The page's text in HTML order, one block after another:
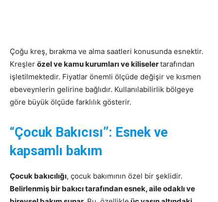
Çoğu kreş, bırakma ve alma saatleri konusunda esnektir.
Kreşler özel ve kamu kurumları ve kiliselertarafından
işletilmektedir. Fiyatlar önemli ölçüde değişir ve kısmen
ebeveynlerin gelirine bağlıdır. Kullanılabilirlik bölgeye
göre büyük ölçüde farklılık gösterir.
“Çocuk Bakıcısı”: Esnek ve
kapsamlı bakım
Çocuk bakıcılığı, çocuk bakımının özel bir şeklidir.
Belirlenmiş bir bakıcı tarafından esnek, aile odaklı ve